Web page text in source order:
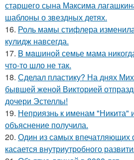
старшего сына Максима
шаблоны о звездных детях.
16. Роль мамы стифлера
кулидж навсегда.
17. B мaшиной семье мама
что-то шло не так.
18. Сделал пластику? На днях
бывшей женой Викторией
дочери Эстеллы!
19. Неприязнь к именам "Никита"
объяснение получила.
20. Один из самых впечатляющих
касается внутриутробного